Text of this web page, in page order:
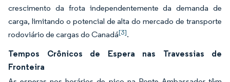
crescimento da frota independentemente da demanda de
carga, limitando o potencial de alta do mercado de transporte
rodoviário de cargas do Canadá[3].
Tempos Crônicos de Espera nas Travessias de
Fronteira